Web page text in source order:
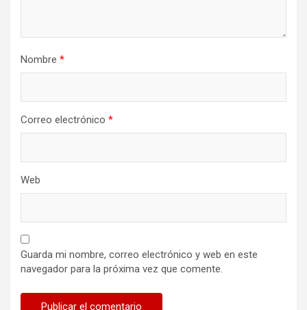
Nombre *
Correo electrónico *
Web
Guarda mi nombre, correo electrónico y web en este
navegador para la próxima vez que comente.